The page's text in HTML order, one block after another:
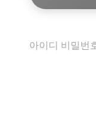
아이디 비밀번